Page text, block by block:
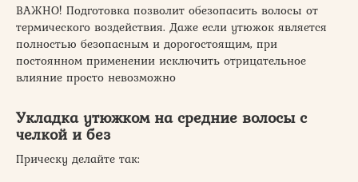
ВАЖНО! Подготовка позволит обезопасить волосы от
термического воздействия. Даже если утюжок является
полностью безопасным и дорогостоящим, при
постоянном применении исключить отрицательное
влияние просто невозможно
Укладка утюжком на средние волосы с
челкой и без
Прическу делайте так: